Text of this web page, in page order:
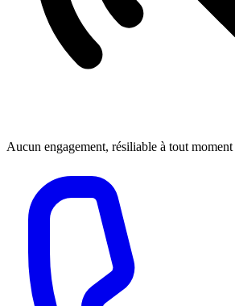
Aucun engagement, résiliable à tout moment